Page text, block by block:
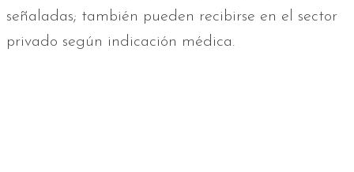
señaladas; también pueden recibirse en el sector
privado según indicación médica.